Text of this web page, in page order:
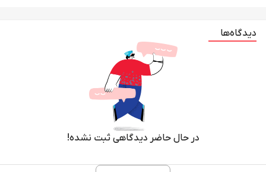
دیدگاه‌ها
در حال حاضر دیدگاهی ثبت نشده!